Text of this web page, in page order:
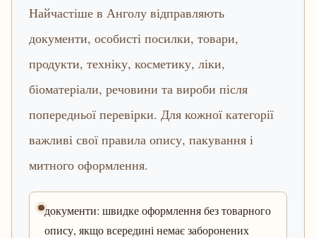
Найчастіше в Анголу відправляють
документи, особисті посилки, товари,
продукти, техніку, косметику, ліки,
біоматеріали, речовини та вироби після
попередньої перевірки. Для кожної категорії
важливі свої правила опису, пакування і
митного оформлення.
документи: швидке оформлення без товарного
опису, якщо всередині немає заборонених